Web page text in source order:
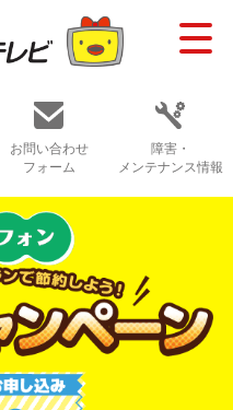
お問い合わせ
フォーム
障害・
メンテナンス情報